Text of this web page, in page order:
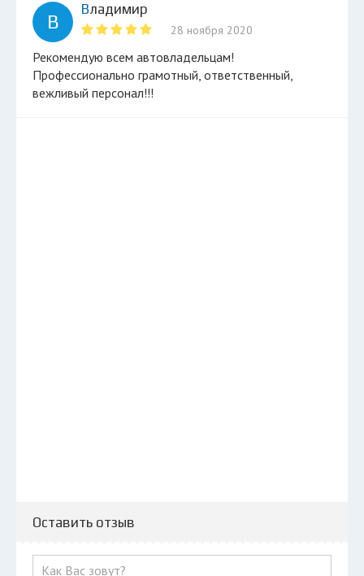
В
Владимир
28 ноября 2020
Рекомендую всем автовладельцам!
Профессионально грамотный, ответственный,
вежливый персонал!!!
Оставить отзыв